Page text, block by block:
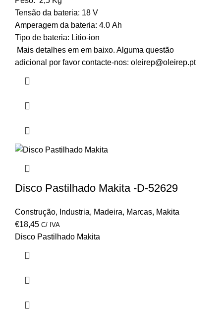
Tensão da bateria: 18 V
Amperagem da bateria: 4.0 Ah
Tipo de bateria: Litio-ion
Mais detalhes em em baixo. Alguma questão
adicional por favor contacte-nos: oleirep@oleirep.pt
Disco Pastilhado Makita -D-52629
Construção, Industria, Madeira, Marcas, Makita
€18,45 C/ IVA
Disco Pastilhado Makita